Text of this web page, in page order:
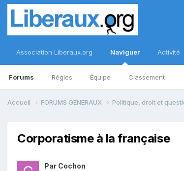
Association Liberaux.org Naviguer
Forums Règles Équipe Classement
Activité
Accueil FORUMS GENERAUX Politique, droit et
Corporatisme à la française
Par Cochon